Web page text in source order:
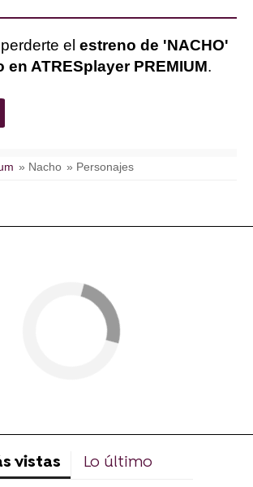
el estreno de 'NACHO'
en ATRESplayer PREMIUM.
» Nacho » Personajes
vistas Lo último